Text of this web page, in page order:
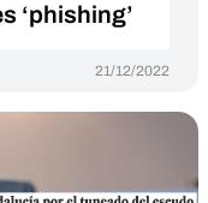
‘phishing’
21/12/2022